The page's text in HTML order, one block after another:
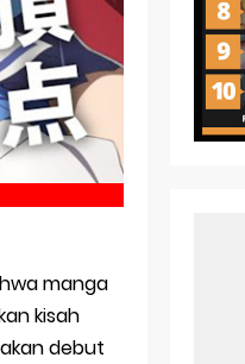
Premiere
manga
kisah
debut